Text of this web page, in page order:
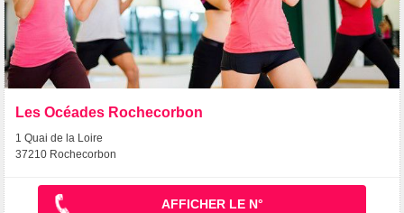
Les Océades Rochecorbon
1 Quai de la Loire
37210 Rochecorbon
AFFICHER LE N°